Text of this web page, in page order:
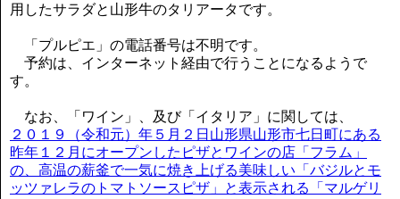
用したサラダと山形牛のタリアータです。
「プルピエ」の電話番号は不明です。
予約は、インターネット経由で行うことになるようで
す。
なお、「ワイン」、及び「イタリア」に関しては、
２０１９（令和元）年５月２日山形県山形市七日町にある
昨年１２月にオープンしたピザとワインの店「フラム」
の、高温の薪釜で一気に焼き上げる美味しい「バジルとモ
ッツァレラのトマトソースピザ」と表示される「マルゲリ